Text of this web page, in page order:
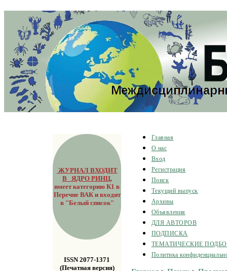
ЖУРНАЛ ВХОДИТ
В ЯДРО РИНЦ,
имеет категорию К1 в
Перечне ВАК и входит
в "Белый список"
ISSN 2077-1371
(Печатная версия)
Главная
О нас
Вход
Регистрация
Поиск
Текущий выпуск
Архивы
Объявления
ДЛЯ АВТОРОВ
ПОДПИСКА
ТЕМАТИЧЕСКИЕ
Политика